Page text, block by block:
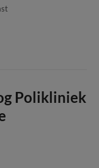
Polikliniek